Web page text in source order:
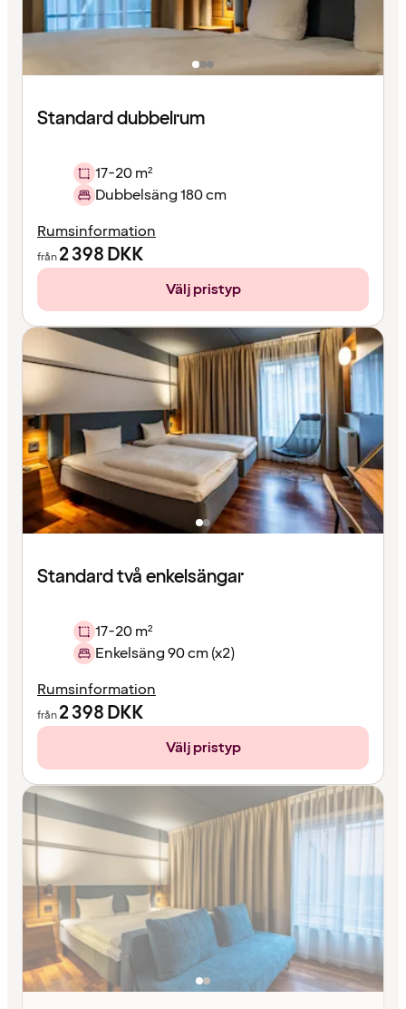
Standard dubbelrum
17-20 m²
Dubbelsäng 180 cm
Rumsinformation
från2 398DKK
Välj pristyp
Standard två enkelsängar
17-20 m²
Enkelsäng 90 cm (x2)
Rumsinformation
från2 398DKK
Välj pristyp